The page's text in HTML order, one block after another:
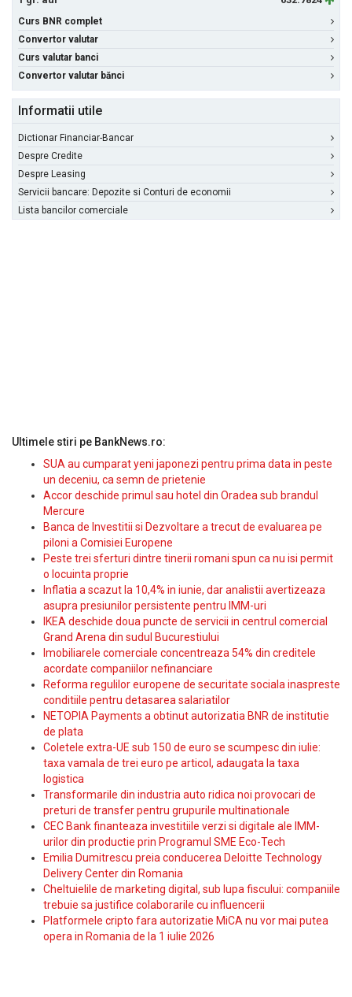
Curs BNR complet
Convertor valutar
Curs valutar banci
Convertor valutar bănci
Informatii utile
Dictionar Financiar-Bancar
Despre Credite
Despre Leasing
Servicii bancare: Depozite si Conturi de economii
Lista bancilor comerciale
Ultimele stiri pe BankNews.ro:
SUA au cumparat yeni japonezi pentru prima data in peste
un deceniu, ca semn de prietenie
Accor deschide primul sau hotel din Oradea sub brandul
Mercure
Banca de Investitii si Dezvoltare a trecut de evaluarea pe
piloni a Comisiei Europene
Peste trei sferturi dintre tinerii romani spun ca nu isi permit
o locuinta proprie
Inflatia a scazut la 10,4% in iunie, dar analistii avertizeaza
asupra presiunilor persistente pentru IMM-uri
IKEA deschide doua puncte de servicii in centrul comercial
Grand Arena din sudul Bucurestiului
Imobiliarele comerciale concentreaza 54% din creditele
acordate companiilor nefinanciare
Reforma regulilor europene de securitate sociala inaspreste
conditiile pentru detasarea salariatilor
NETOPIA Payments a obtinut autorizatia BNR de institutie
de plata
Coletele extra-UE sub 150 de euro se scumpesc din iulie:
taxa vamala de trei euro pe articol, adaugata la taxa
logistica
Transformarile din industria auto ridica noi provocari de
preturi de transfer pentru grupurile multinationale
CEC Bank finanteaza investitiile verzi si digitale ale IMM-
urilor din productie prin Programul SME Eco-Tech
Emilia Dumitrescu preia conducerea Deloitte Technology
Delivery Center din Romania
Cheltuielile de marketing digital, sub lupa fiscului: companiile
trebuie sa justifice colaborarile cu influencerii
Platformele cripto fara autorizatie MiCA nu vor mai putea
opera in Romania de la 1 iulie 2026